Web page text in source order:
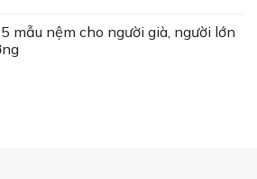
mẫu nệm cho người già, người lớn